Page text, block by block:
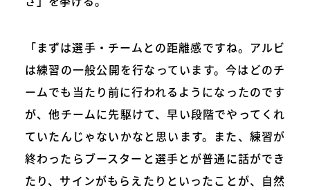
「まずは選手・チームとの距離感ですね。アルビ
は練習の一般公開を行なっています。今はどのチ
ームでも当たり前に行われるようになったのです
が、他チームに先駆けて、早い段階でやってくれ
ていたんじゃないかなと思います。また、練習が
終わったらブースターと選手とが普通に話ができ
たり、サインがもらえたりといったことが、自然